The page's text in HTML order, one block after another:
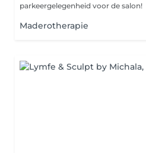
parkeergelegenheid voor de salon!
Maderotherapie